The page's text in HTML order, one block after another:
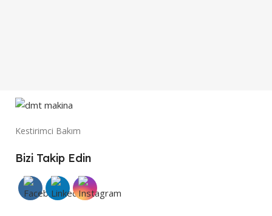
Kestirimci Bakım
Bizi Takip Edin